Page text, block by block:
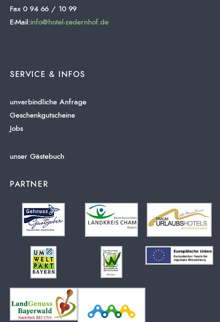
Fax 0 94 66 / 10 99
E-Mail:info@hotel-zedernhof.de
SERVICE & INFOS
unverbindliche Anfrage
Geschenkgutscheine
Jobs
unser Gästebuch
PARTNER